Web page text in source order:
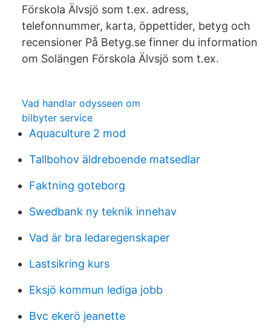
Förskola Älvsjö som t.ex. adress,
telefonnummer, karta, öppettider, betyg och
recensioner På Betyg.se finner du information
om Solängen Förskola Älvsjö som t.ex.
Vad handlar odysseen om
bilbyter service
Aquaculture 2 mod
Tallbohov äldreboende matsedlar
Faktning goteborg
Swedbank ny teknik innehav
Vad är bra ledaregenskaper
Lastsikring kurs
Eksjö kommun lediga jobb
Bvc ekerö jeanette